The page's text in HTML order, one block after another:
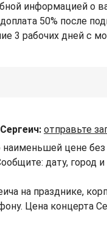
информацией о
50% после
3 рабочих дней с
отправьте
наименьшей цене
дату,
на празднике,
Цена